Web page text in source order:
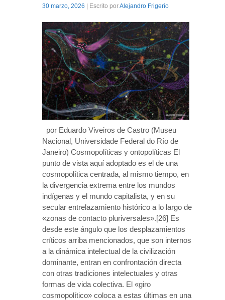
30 marzo, 2026 | Escrito porAlejandro Frigerio
por Eduardo Viveiros de Castro (Museu
Nacional, Universidade Federal do Río de
Janeiro) Cosmopolíticas y ontopolíticas El
punto de vista aquí adoptado es el de una
cosmopolítica centrada, al mismo tiempo, en
la divergencia extrema entre los mundos
indígenas y el mundo capitalista, y en su
secular entrelazamiento histórico a lo largo de
«zonas de contacto pluriversales».[26] Es
desde este ángulo que los desplazamientos
críticos arriba mencionados, que son internos
a la dinámica intelectual de la civilización
dominante, entran en confrontación directa
con otras tradiciones intelectuales y otras
formas de vida colectiva. El «giro
cosmopolítico» coloca a estas últimas en una